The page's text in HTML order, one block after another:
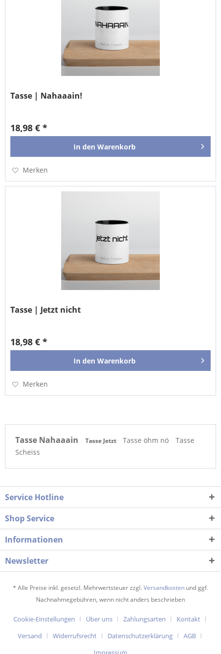
Tasse | Nahaaain!
18,98 € *
In den Warenkorb
Merken
Tasse | Jetzt nicht
18,98 € *
In den Warenkorb
Merken
Tasse Nahaaain Tasse Jetzt Tasse öhm nö
Tasse
Scheiss
Service Hotline
Shop Service
Informationen
Newsletter
* Alle Preise inkl. gesetzl. Mehrwertsteuer zzgl.Versandkosten und ggf.
Nachnahmegebühren, wenn nicht anders beschrieben
Cookie-Einstellungen Über uns Zahlungsarten
Kontakt
Versand
Widerrufsrecht Datenschutzerklärung
AGB